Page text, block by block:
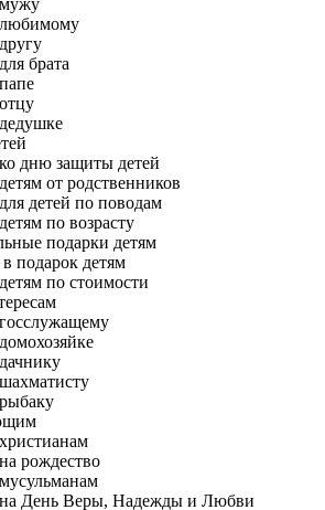
брата
дню защиты детей
от родственников
детей по поводам
по возрасту
подарки детям
подарок детям
по стоимости
рождество
День Веры, Надежды и Любви